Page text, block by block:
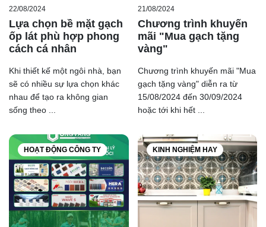
22/08/2024
Lựa chọn bề mặt gạch
ốp lát phù hợp phong
cách cá nhân
Khi thiết kế một ngôi nhà, bạn
sẽ có nhiều sự lựa chọn khác
nhau để tạo ra không gian
sống theo ...
21/08/2024
Chương trình khuyến
mãi "Mua gạch tặng
vàng"
Chương trình khuyến mãi "Mua
gạch tặng vàng" diễn ra từ
15/08/2024 đến 30/09/2024
hoặc tới khi hết ...
HOẠT ĐỘNG CÔNG TY KINH NGHIỆM HAY